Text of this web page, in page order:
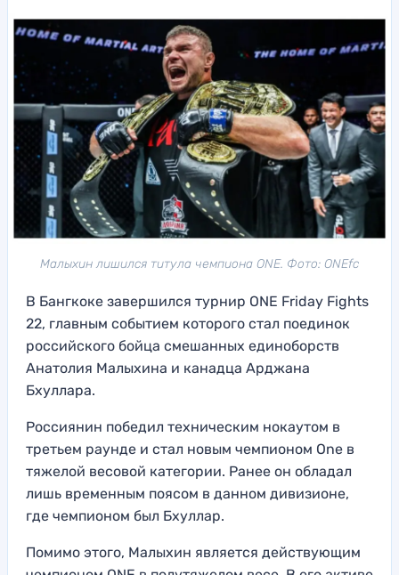
Малыхин лишился титула чемпиона ONE. Фото: ONEfc
В Бангкоке завершился турнир ONE Friday Fights
22, главным событием которого стал поединок
российского бойца смешанных единоборств
Анатолия Малыхина и канадца Арджана
Бхуллара.
Россиянин победил техническим нокаутом в
третьем раунде и стал новым чемпионом One в
тяжелой весовой категории. Ранее он обладал
лишь временным поясом в данном дивизионе,
где чемпионом был Бхуллар.
Помимо этого, Малыхин является действующим